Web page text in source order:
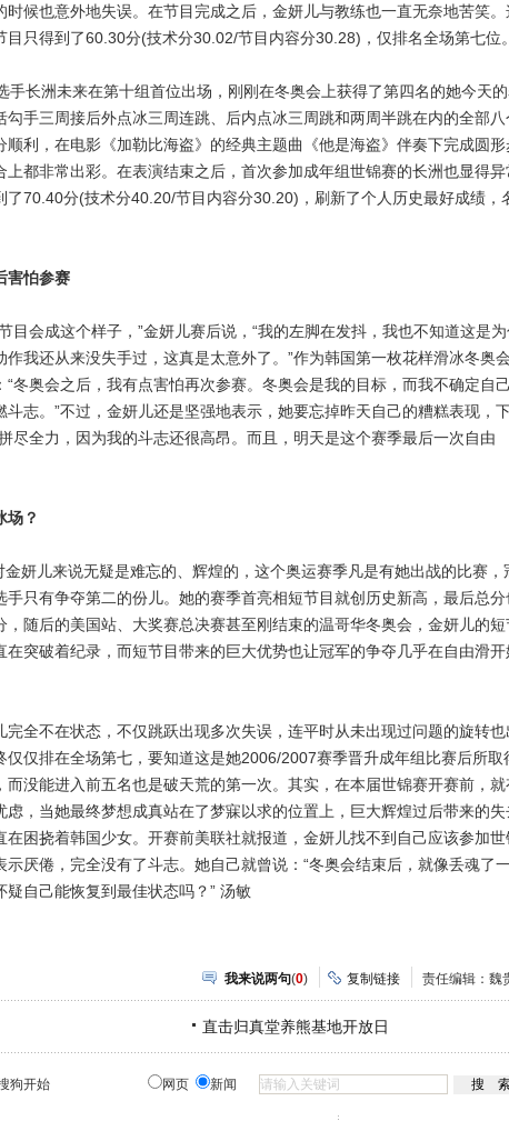
时候也意外地失误。在节目完成之后，金妍儿与教练也一直无奈地苦笑。
目只得到了60.30分(技术分30.02/节目内容分30.28)，仅排名全场第七位。
长洲未来在第十组首位出场，刚刚在冬奥会上获得了第四名的她今天
勾手三周接后外点冰三周连跳、后内点冰三周跳和两周半跳在内的全部八
顺利，在电影《加勒比海盗》的经典主题曲《他是海盗》伴奏下完成圆形
上都非常出彩。在表演结束之后，首次参加成年组世锦赛的长洲也显得异
了70.40分(技术分40.20/节目内容分30.20)，刷新了个人历史最好成绩，
害怕参赛
会成这个样子，”金妍儿赛后说，“我的左脚在发抖，我也不知道这是为
作我还从来没失手过，这真是太意外了。”作为韩国第一枚花样滑冰冬奥
“冬奥会之后，我有点害怕再次参赛。冬奥会是我的目标，而我不确定自
斗志。”不过，金妍儿还是坚强地表示，她要忘掉昨天自己的糟糕表现，
尽全力，因为我的斗志还很高昂。而且，明天是这个赛季最后一次自由
场？
儿来说无疑是难忘的、辉煌的，这个奥运赛季凡是有她出战的比赛，
手只有争夺第二的份儿。她的赛季首亮相短节目就创历史新高，最后总分
，随后的美国站、大奖赛总决赛甚至刚结束的温哥华冬奥会，金妍儿的短
在突破着纪录，而短节目带来的巨大优势也让冠军的争夺几乎在自由滑开
不在状态，不仅跳跃出现多次失误，连平时从未出现过问题的旋转也
仅仅排在全场第七，要知道这是她2006/2007赛季晋升成年组比赛后所取
而没能进入前五名也是破天荒的第一次。其实，在本届世锦赛开赛前，就
虑，当她最终梦想成真站在了梦寐以求的位置上，巨大辉煌过后带来的失
在困挠着韩国少女。开赛前美联社就报道，金妍儿找不到自己应该参加世
示厌倦，完全没有了斗志。她自己就曾说：“冬奥会结束后，就像丢魂了
自己能恢复到最佳状态吗？” 汤敏
我来说两句(0) 复制链接 责任编辑：魏
直击归真堂养熊基地开放日
狗开始 网页 新闻